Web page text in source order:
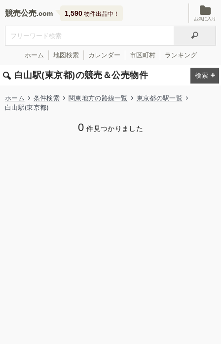
競売公売 1,590 物件出品中！
お気に入り
ホーム 地図検索 カレンダー 市区町村 ランキング
白山駅(東京都)の競売＆公売物件
ホーム 条件検索 関東地方の路線一覧
東京都の駅一覧
白山駅(東京都)
0 件見つかりました